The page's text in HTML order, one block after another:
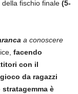
fischio finale (5-
a conoscere
facendo
con il
da ragazzi
è